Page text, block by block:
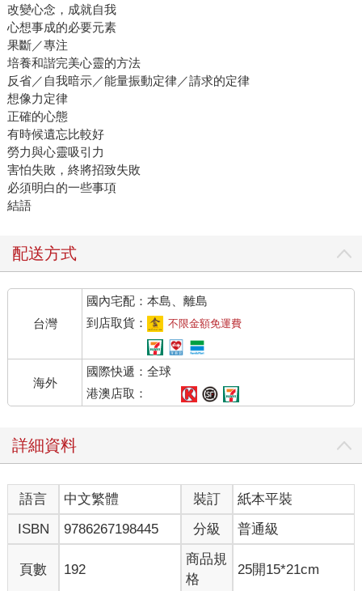
改變心念，成就自我
心想事成的必要元素
果斷／專注
培養和諧完美心靈的方法
反省／自我暗示／能量振動定律／請求的定律
想像力定律
正確的心態
有時候遺忘比較好
勞力與心靈吸引力
害怕失敗，終將招致失敗
必須明白的一些事項
結語
配送方式
台灣
國內宅配：本島、離島
到店取貨：
不限金額免運費
海外
國際快遞：全球
港澳店取：
詳細資料
語言 中文繁體 裝訂
紙本平裝
ISBN
9786267198445 分級 普通級
頁數 192
商品規
格
25開15*21cm